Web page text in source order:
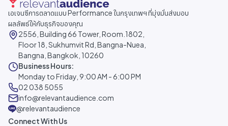
เอเจนซีการตลาดแบบ Performance ในกรุงเทพฯ ที่มุ่งมั่นส่งมอบ
ผลลัพธ์ให้กับธุรกิจของคุณ
2556, Building 66 Tower, Room.1802,
Floor 18, Sukhumvit Rd, Bangna-Nuea,
Bangna, Bangkok, 10260
Business Hours:
Monday to Friday, 9:00 AM - 6:00 PM
02 038 5055
info@relevantaudience.com
@relevantaudience
Connect With Us